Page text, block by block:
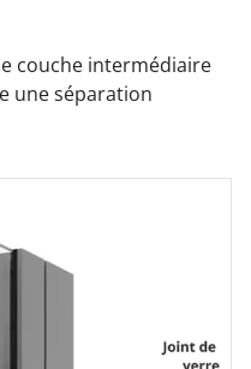
couche intermédiaire
une séparation